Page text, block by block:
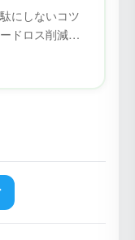
にしないコツ
ドロス削減の
を無駄にせ